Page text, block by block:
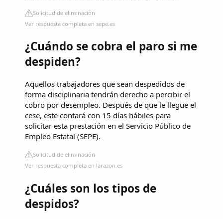
Solicitud de eliminación
Ver respuesta completa en sepe.es
¿Cuándo se cobra el paro si me
despiden?
Aquellos trabajadores que sean despedidos de
forma disciplinaria tendrán derecho a percibir el
cobro por desempleo. Después de que le llegue el
cese, este contará con 15 días hábiles para
solicitar esta prestación en el Servicio Público de
Empleo Estatal (SEPE).
Solicitud de eliminación
Ver respuesta completa en larazon.es
¿Cuáles son los tipos de
despidos?